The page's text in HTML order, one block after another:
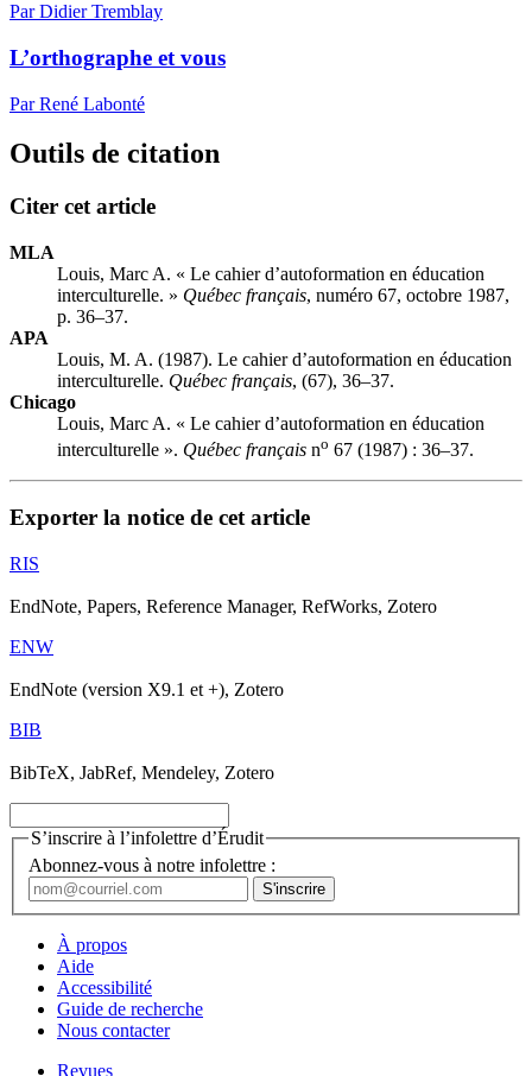
Par Didier Tremblay
L’orthographe et vous
Par René Labonté
Outils de citation
Citer cet article
MLA
Louis, Marc A. « Le cahier d’autoformation en éducation
interculturelle. » Québec français, numéro 67, octobre 1987,
p. 36–37.
APA
Louis, M. A. (1987). Le cahier d’autoformation en éducation
interculturelle. Québec français, (67), 36–37.
Chicago
Louis, Marc A. « Le cahier d’autoformation en éducation
interculturelle ». Québec français no 67 (1987) : 36–37.
Exporter la notice de cet article
RIS
EndNote, Papers, Reference Manager, RefWorks, Zotero
ENW
EndNote (version X9.1 et +), Zotero
BIB
BibTeX, JabRef, Mendeley, Zotero
S’inscrire à l’infolettre d’Érudit
Abonnez-vous à notre infolettre :
À propos
Aide
Accessibilité
Guide de recherche
Nous contacter
Revues